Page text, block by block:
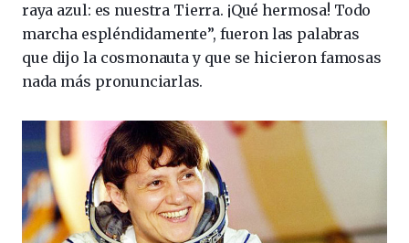
raya azul: es nuestra Tierra. ¡Qué hermosa! Todo
marcha espléndidamente”, fueron las palabras
que dijo la cosmonauta y que se hicieron famosas
nada más pronunciarlas.